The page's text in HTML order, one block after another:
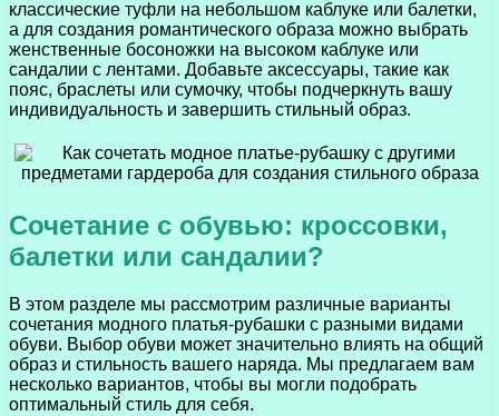
классические туфли на небольшом каблуке или балетки,
а для создания романтического образа можно выбрать
женственные босоножки на высоком каблуке или
сандалии с лентами. Добавьте аксессуары, такие как
пояс, браслеты или сумочку, чтобы подчеркнуть вашу
индивидуальность и завершить стильный образ.
Сочетание с обувью: кроссовки,
балетки или сандалии?
В этом разделе мы рассмотрим различные варианты
сочетания модного платья-рубашки с разными видами
обуви. Выбор обуви может значительно влиять на общий
образ и стильность вашего наряда. Мы предлагаем вам
несколько вариантов, чтобы вы могли подобрать
оптимальный стиль для себя.